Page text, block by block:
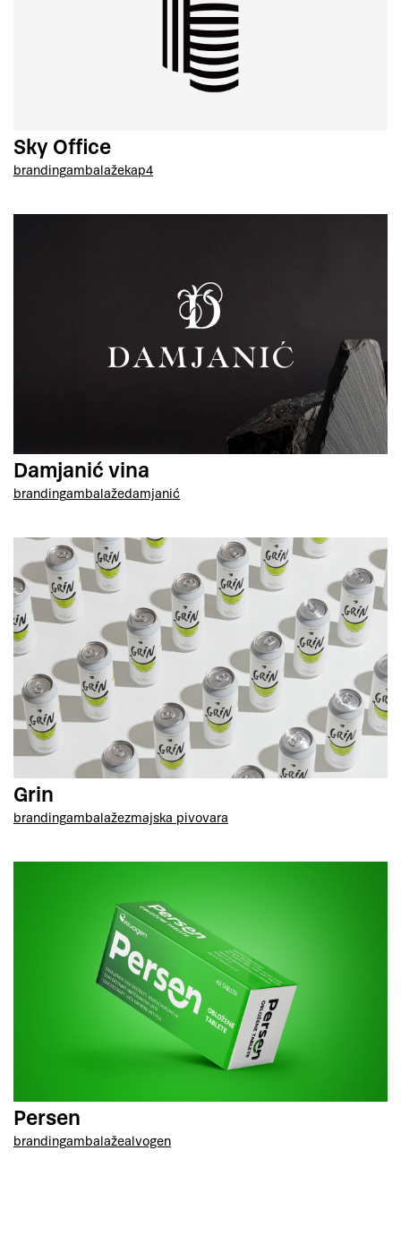
Sky Office
brandingambalažekap4
Damjanić vina
brandingambalažedamjanić
Grin
brandingambalažezmajska pivovara
Persen
brandingambalažealvogen